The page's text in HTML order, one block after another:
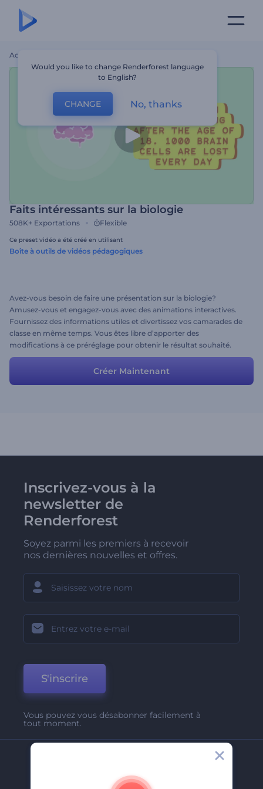
Accueil
Faits intéressants sur la biologie
508K+ Exportations Flexible
Ce preset vidéo a été créé en utilisant
Boîte à outils de vidéos pédagogiques
Avez-vous besoin de faire une présentation sur la biologie?
Amusez-vous et engagez-vous avec des animations interactives.
Fournissez des informations utiles et divertissez vos camarades de
classe en même temps. Vous êtes libre d’apporter des
modifications à ce préréglage pour obtenir le résultat souhaité.
ajoutez ou supprimez des scènes, téléchargez votre musique, vos
images et modifiez les textes.Créer Maintenant
Inscrivez-vous à la
newsletter de
Renderforest
Soyez parmi les premiers à recevoir
nos dernières nouvelles et offres.
S'inscrire
Vous pouvez vous désabonner facilement à
tout moment.
A Propos De Nous
Would you like to change Renderforest language
to English?
CHANGE No, thanks